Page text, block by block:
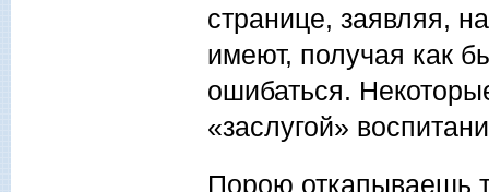
странице, заявляя,
имеют, получая как
ошибаться.
«заслугой»
Порою откапываешь